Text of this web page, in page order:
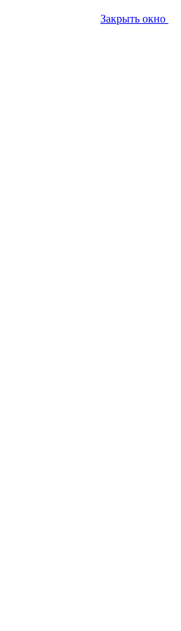
Закрыть окно